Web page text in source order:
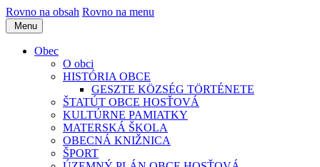
Rovno na obsah Rovno na menu
Menu
Obec
O obci
HISTÓRIA OBCE
GESZTE KÖZSÉG TÖRTÉNETE
ŠTATÚT OBCE HOSŤOVÁ
KULTÚRNE PAMIATKY
MATERSKÁ ŠKOLA
OBECNÁ KNIŽNICA
ŠPORT